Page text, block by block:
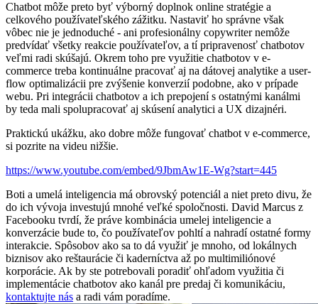
Chatbot môže preto byť výborný doplnok online stratégie a
celkového používateľského zážitku. Nastaviť ho správne však
vôbec nie je jednoduché - ani profesionálny copywriter nemôže
predvídať všetky reakcie používateľov, a tí pripravenosť chatbotov
veľmi radi skúšajú. Okrem toho pre využitie chatbotov v e-
commerce treba kontinuálne pracovať aj na dátovej analytike a user-
flow optimalizácii pre zvýšenie konverzií podobne, ako v prípade
webu. Pri integrácii chatbotov a ich prepojení s ostatnými kanálmi
by teda mali spolupracovať aj skúsení analytici a UX dizajnéri.
Praktickú ukážku, ako dobre môže fungovať chatbot v e-commerce,
si pozrite na videu nižšie.
https://www.youtube.com/embed/9JbmAw1E-Wg?start=445
Boti a umelá inteligencia má obrovský potenciál a niet preto divu, že
do ich vývoja investujú mnohé veľké spoločnosti. David Marcus z
Facebooku tvrdí, že práve kombinácia umelej inteligencie a
konverzácie bude to, čo používateľov pohltí a nahradí ostatné formy
interakcie. Spôsobov ako sa to dá využiť je mnoho, od lokálnych
biznisov ako reštaurácie či kaderníctva až po multimiliónové
korporácie. Ak by ste potrebovali poradiť ohľadom využitia či
implementácie chatbotov ako kanál pre predaj či komunikáciu,
kontaktujte nás a radi vám poradíme.